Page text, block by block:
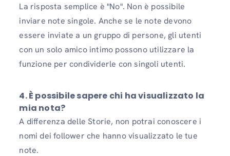
La risposta semplice è "No". Non è possibile
inviare note singole. Anche se le note devono
essere inviate a un gruppo di persone, gli utenti
con un solo amico intimo possono utilizzare la
funzione per condividerle con singoli utenti.
4. È possibile sapere chi ha visualizzato la
mia nota?
A differenza delle Storie, non potrai conoscere i
nomi dei follower che hanno visualizzato le tue
note.